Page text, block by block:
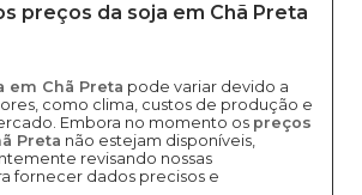
preços da soja em Chã Preta
em Chã Preta pode variar devido a
como clima, custos de produção e
Embora no momento os preços
Preta não estejam disponíveis,
revisando nossas
fornecer dados precisos e